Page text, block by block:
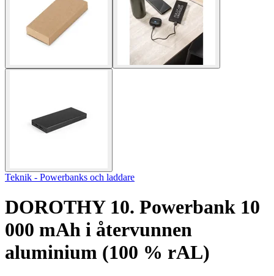
Teknik - Powerbanks och laddare
DOROTHY 10. Powerbank 10
000 mAh i återvunnen
aluminium (100 % rAL)